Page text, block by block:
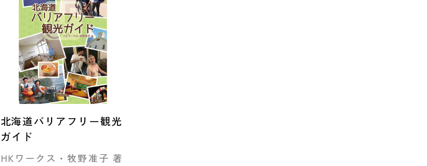
北海道バリアフリー観光
ガイド
HKワークス・牧野准子 著